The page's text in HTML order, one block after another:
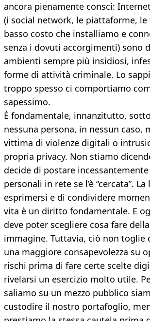
ancora pienamente consci:
(i social network, le piattaforme, le
basso costo che installiamo e
senza i dovuti accorgimenti) sono
ambienti sempre più insidiosi,
forme di attività criminale. Lo
troppo spesso ci comportiamo
sapessimo.
È fondamentale, innanzitutto,
nessuna persona, in nessun caso,
vittima di violenze digitali o
propria privacy. Non stiamo
decide di postare
personali in rete se l’è “cercata”.
esprimersi e di condividere
vita è un diritto fondamentale. E
deve poter scegliere cosa fare
immagine. Tuttavia, ciò non toglie
una maggiore consapevolezza su
rischi prima di fare certe scelte
rivelarsi un esercizio molto utile.
saliamo su un mezzo pubblico
custodire il nostro portafoglio,